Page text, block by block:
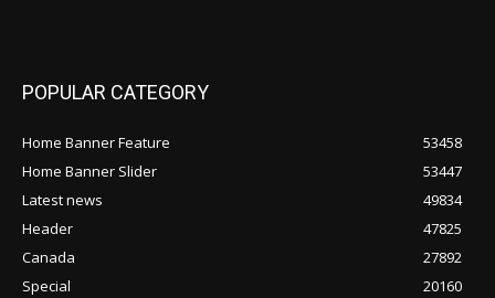
POPULAR CATEGORY
Home Banner Feature
53458
Home Banner Slider
53447
Latest news
49834
Header
47825
Canada
27892
Special
20160